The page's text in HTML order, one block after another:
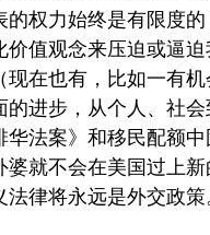
的权力始终是有限度
价值观念来压迫或逼
现在也有，比如一有
的进步，从个人、社
华法案》和移民配额
婆就不会在美国过上
法律将永远是外交政策